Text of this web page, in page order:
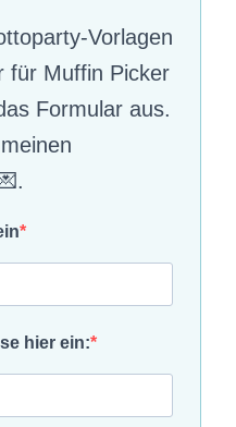
Vorlagen
für Muffin Picker
Formular aus.
hier ein: